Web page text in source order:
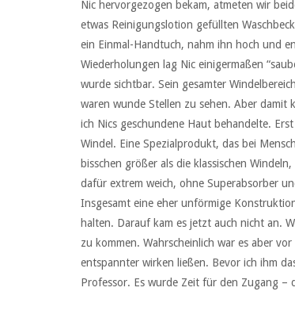
Nic hervorgezogen bekam, atmeten wir
etwas Reinigungslotion gefüllten
ein Einmal-Handtuch, nahm ihn hoch und
Wiederholungen lag Nic einigermaßen
wurde sichtbar. Sein gesamter
waren wunde Stellen zu sehen. Aber damit
ich Nics geschundene Haut behandelte.
Windel. Eine Spezialprodukt, das bei
bisschen größer als die klassischen
dafür extrem weich, ohne Superabsorber
Insgesamt eine eher unförmige
halten. Darauf kam es jetzt auch nicht an.
zu kommen. Wahrscheinlich war es aber
entspannter wirken ließen. Bevor ich ihm
Professor. Es wurde Zeit für den Zugang